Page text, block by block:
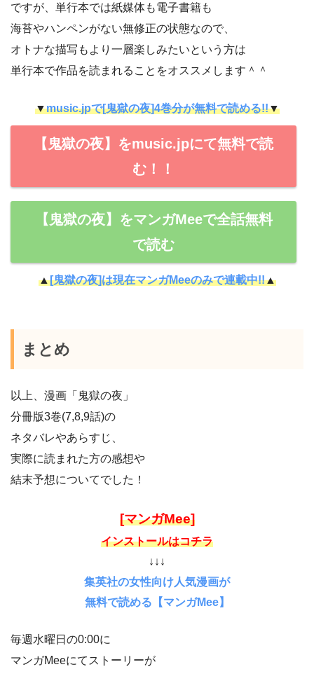
ですが、単行本では紙媒体も電子書籍も
海苔やハンペンがない無修正の状態なので、
オトナな描写もより一層楽しみたいという方は
単行本で作品を読まれることをオススメします＾＾
▼music.jpで[鬼獄の夜]4巻分が無料で読める!!▼
【鬼獄の夜】をmusic.jpにて無料で読
む！！
【鬼獄の夜】をマンガMeeで全話無料
で読む
▲[鬼獄の夜]は現在マンガMeeのみで連載中!!▲
まとめ
以上、漫画「鬼獄の夜」
分冊版3巻(7,8,9話)の
ネタバレやあらすじ、
実際に読まれた方の感想や
結末予想についてでした！
[マンガMee]
インストールはコチラ
↓↓↓
集英社の女性向け人気漫画が
無料で読める【マンガMee】
毎週水曜日の0:00に
マンガMeeにてストーリーが